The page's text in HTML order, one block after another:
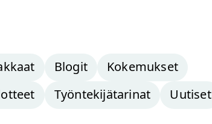
Blogit
Kokemukset
Työntekijätarinat
Uutiset